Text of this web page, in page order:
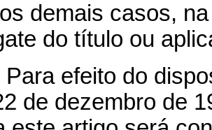
demais casos,
do título ou
Para efeito do
de dezembro de